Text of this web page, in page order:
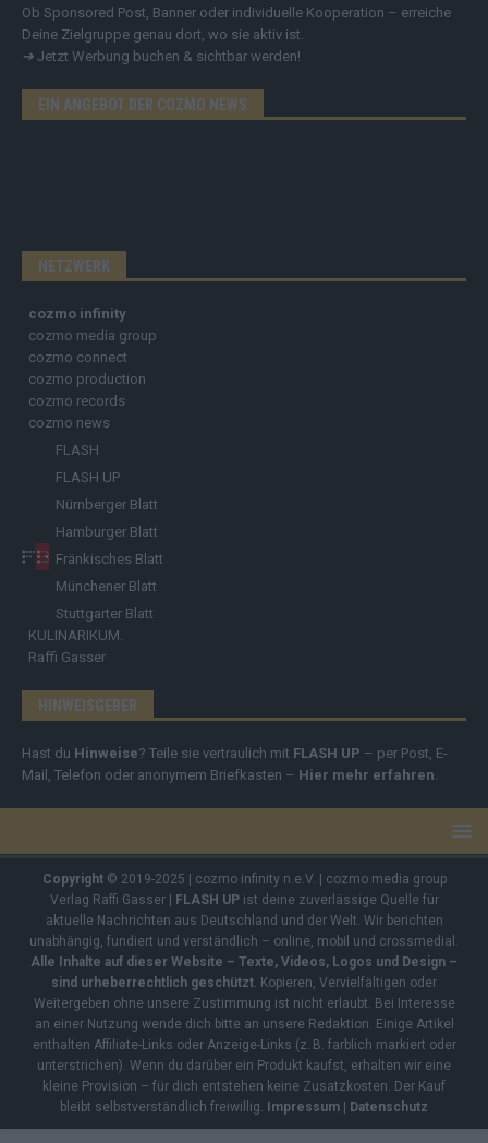
Ob Sponsored Post, Banner oder individuelle Kooperation – erreiche
Deine Zielgruppe genau dort, wo sie aktiv ist.
➔ Jetzt Werbung buchen & sichtbar werden!
EIN ANGEBOT DER COZMO NEWS
NETZWERK
cozmo infinity
cozmo media group
cozmo connect
cozmo production
cozmo records
cozmo news
FLASH
FLASH UP
Nürnberger Blatt
Hamburger Blatt
Fränkisches Blatt
Münchener Blatt
Stuttgarter Blatt
KULINARIKUM.
Raffi Gasser
HINWEISGEBER
Hast du Hinweise? Teile sie vertraulich mit FLASH UP – per Post, E-
Mail, Telefon oder anonymem Briefkasten – Hier mehr erfahren
Copyright© 2019-2025 | cozmo infinity n.e.V. | cozmo media group
Verlag Raffi Gasser | FLASH UPist deine zuverlässige Quelle für
aktuelle Nachrichten aus Deutschland und der Welt. Wir berichten
unabhängig, fundiert und verständlich – online, mobil und crossmedial.
Alle Inhalte auf dieser Website – Texte, Videos, Logos und Design –
sind urheberrechtlich geschützt . Kopieren, Vervielfältigen oder
Weitergeben ohne unsere Zustimmung ist nicht erlaubt. Bei Interesse
an einer Nutzung wende dich bitte an unsere Redaktion. Einige Artikel
enthalten Affiliate-Links oder Anzeige-Links (z. B. farblich markiert oder
unterstrichen). Wenn du darüber ein Produkt kaufst, erhalten wir eine
kleine Provision – für dich entstehen keine Zusatzkosten. Der Kauf
bleibt selbstverständlich freiwillig. Impressum | Datenschutz